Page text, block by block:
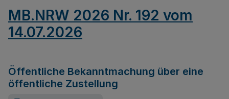
MB.NRW 2026 Nr. 192 vom
14.07.2026
Öffentliche Bekanntmachung über eine
öffentliche Zustellung